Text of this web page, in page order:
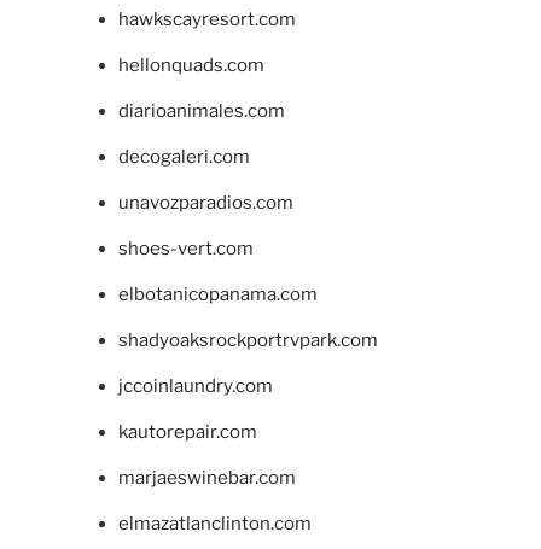
hawkscayresort.com
hellonquads.com
diarioanimales.com
decogaleri.com
unavozparadios.com
shoes-vert.com
elbotanicopanama.com
shadyoaksrockportrvpark.com
jccoinlaundry.com
kautorepair.com
marjaeswinebar.com
elmazatlanclinton.com